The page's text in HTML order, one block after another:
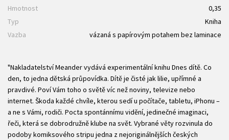
Hmotnost
0,35
Typ
Kniha
Vazba
vázaná s papírovým potahem bez laminace
"Nakladatelství Meander vydává experimentální knihu Dnes dítě. Co
den, to jedna dětská průpovídka. Dítě je čisté jak lilie, upřímné a
pravdivé. Poví Vám toho o světě víc než noviny, televize nebo
internet. Škoda každé chvíle, kterou sedí u počítače, tabletu, iPhonu –
a ne s Vámi, rodiči. Pocta spontánnímu vidění, jedinečné imaginaci,
řeči, která se dobrodružně klube na svět. Vybrané věty rozvinula do
podoby komiksového stripu jedna z nejoriginálnějších českých